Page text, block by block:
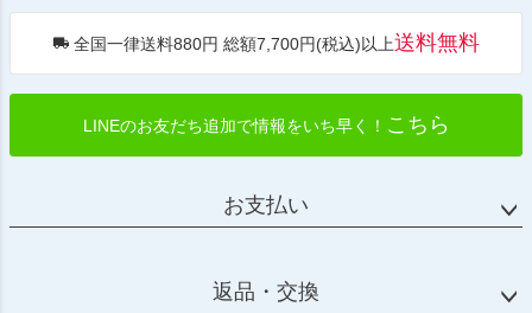
全国一律送料880円 総額7,700円(税込)以上送料無料
LINEのお友だち追加で情報をいち早く！ こちら
お支払い
返品・交換